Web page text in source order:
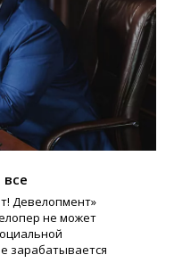
Девелопмент»
не может
зарабатывается